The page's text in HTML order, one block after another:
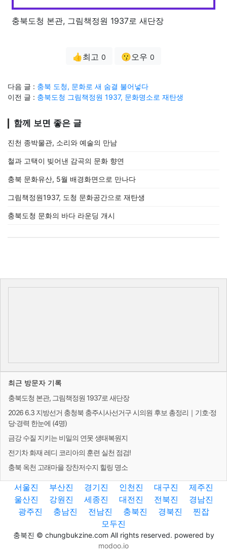
충북도청 본관, 그림책정원 1937로 새단장
👍최고 0 😗오우 0
다음 글 : 충북 도청, 문화로 새 숨결 불어넣다
이전 글 : 충북도청 그림책정원 1937, 문화명소로 재탄생
함께 보면 좋은 글
진천 종박물관, 소리와 예술의 만남
철과 고택이 빚어낸 감곡의 문화 향연
충북 문화유산, 5월 배경화면으로 만나다
그림책정원1937, 도청 문화공간으로 재탄생
충북도청 문화의 바다 라운딩 개시
최근 방문자 기록
충북도청 본관, 그림책정원 1937로 새단장
2026 6.3 지방선거 충청북 충주시사선거구 시의원 후보 총정리｜기호·정
당·경력 한눈에 (4명)
금강 수질 지키는 비밀의 연못 생태복원지
전기차 화재 레디 코리아의 훈련 실천 점검!
충북 옥천 고래마을 장찬저수지 힐링 명소
서울진 부산진 경기진 인천진 대구진
제주진
울산진
강원진 세종진 대전진 전북진
경남진
광주진
충남진 전남진 충북진 경북진
찐잡
모두진
충북진 © chungbukzine.com All rights reserved. powered by
modoo.io